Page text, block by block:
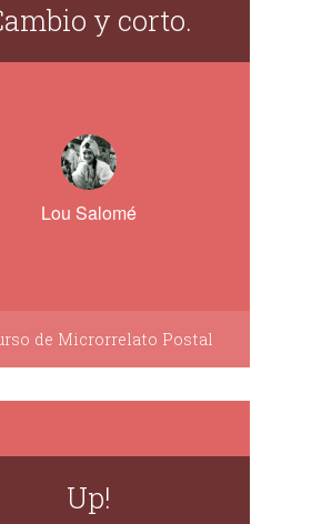
y corto.
Lou Salomé
de Microrrelato Postal
Up!